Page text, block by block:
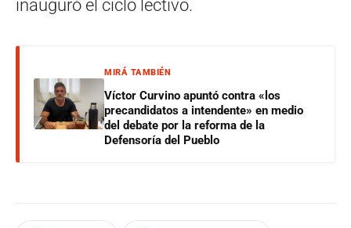
inauguró el ciclo lectivo.
MIRÁ TAMBIÉN
Víctor Curvino apuntó contra «los
precandidatos a intendente» en medio
del debate por la reforma de la
Defensoría del Pueblo